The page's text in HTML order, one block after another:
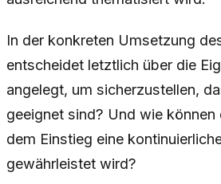
In der konkreten Umsetzung
entscheidet letztlich über die
angelegt, um sicherzustellen,
geeignet sind? Und wie
dem Einstieg eine
gewährleistet wird?